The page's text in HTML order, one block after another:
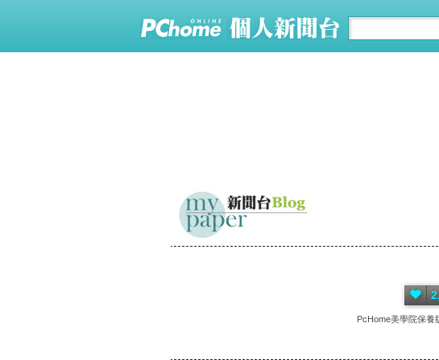
PcHome美學院保養